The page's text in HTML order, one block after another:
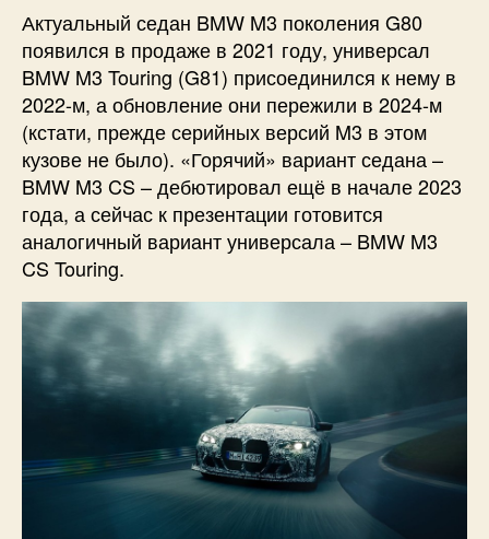
Актуальный седан BMW M3 поколения G80
появился в продаже в 2021 году, универсал
BMW M3 Touring (G81) присоединился к нему в
2022-м, а обновление они пережили в 2024-м
(кстати, прежде серийных версий M3 в этом
кузове не было). «Горячий» вариант седана –
BMW M3 CS – дебютировал ещё в начале 2023
года, а сейчас к презентации готовится
аналогичный вариант универсала – BMW M3
CS Touring.